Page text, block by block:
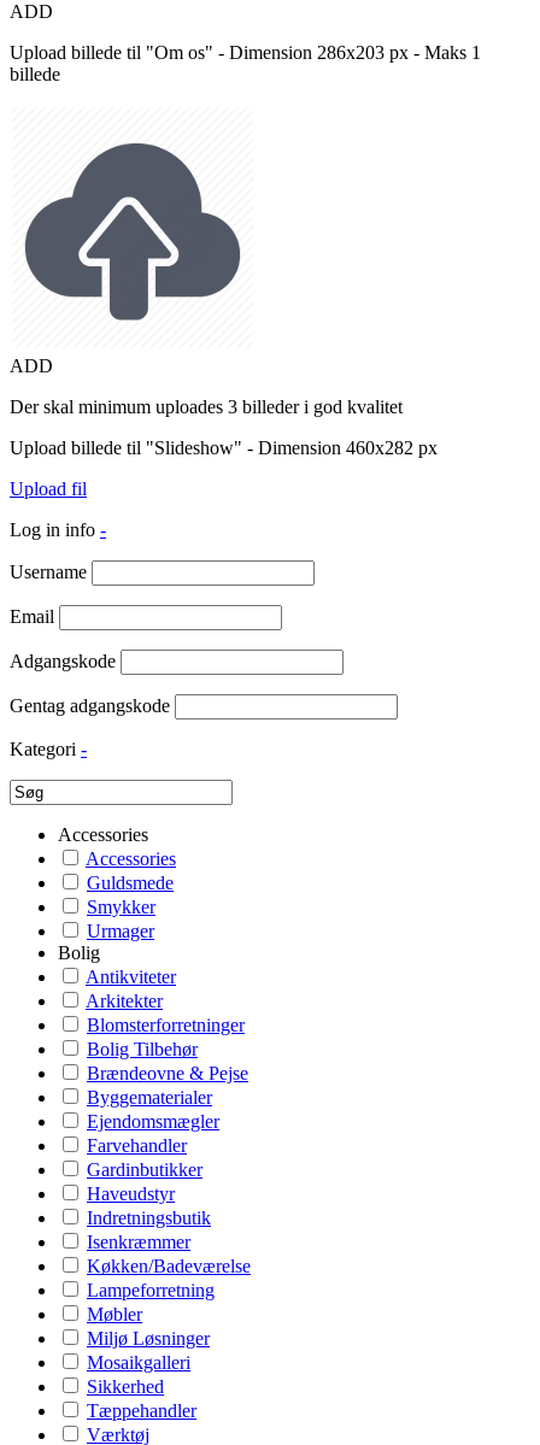
ADD
Upload billede til "Om os" - Dimension 286x203 px - Maks 1
billede
ADD
Der skal minimum uploades 3 billeder i god kvalitet
Upload billede til "Slideshow" - Dimension 460x282 px
Upload fil
Log in info -
Username
Email
Adgangskode
Gentag adgangskode
Kategori -
Accessories
Accessories
Guldsmede
Smykker
Urmager
Bolig
Antikviteter
Arkitekter
Blomsterforretninger
Bolig Tilbehør
Brændeovne & Pejse
Byggematerialer
Ejendomsmægler
Farvehandler
Gardinbutikker
Haveudstyr
Indretningsbutik
Isenkræmmer
Køkken/Badeværelse
Lampeforretning
Møbler
Miljø Løsninger
Mosaikgalleri
Sikkerhed
Tæppehandler
Værktøj